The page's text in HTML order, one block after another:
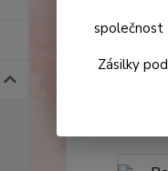
Pevné
společnost
Zásilky